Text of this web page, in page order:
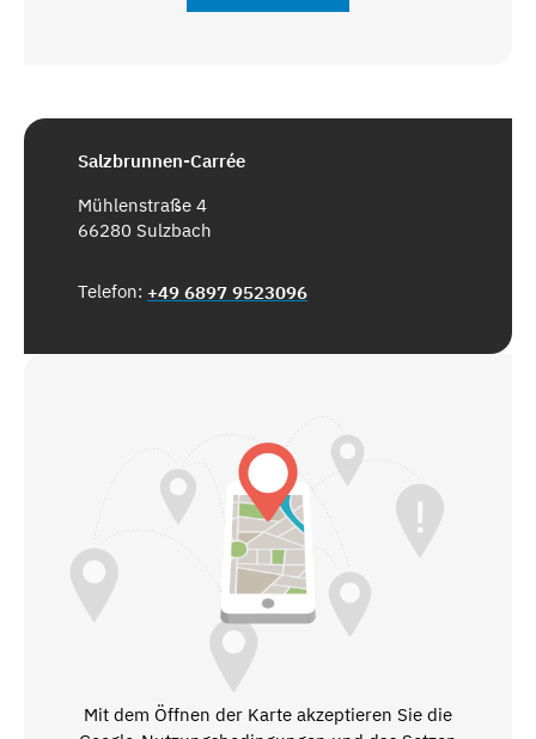
Salzbrunnen-Carrée
Mühlenstraße 4
66280 Sulzbach
Telefon: +49 6897 9523096
Mit dem Öffnen der Karte akzeptieren Sie die